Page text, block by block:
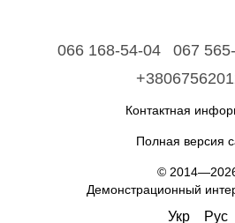
066 168-54-04 067
Контактная
Полная версия
©
Демонстрационный
Укр Рус